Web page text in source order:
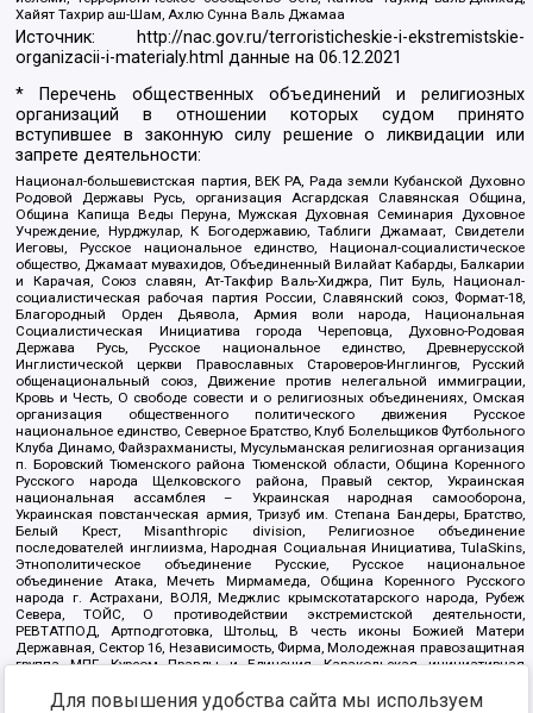
Хайят Тахрир аш-Шам, Ахлю Сунна Валь Джамаа
Источник:
http://nac.gov.ru/terroristicheskie-i-ekstremistskie-
organizacii-i-materialy.html данные на06.12.2021
* Перечень общественных объединений и религиозных
организаций в отношении которых судом принято
вступившее в законную силу решение о ликвидации или
запрете деятельности:
Национал-большевистская партия, ВЕК РА, Рада земли Кубанской Духовно
Родовой Державы Русь, организация Асгардская Славянская Община,
Община Капища Веды Перуна, Мужская Духовная Семинария Духовное
Учреждение, Нурджулар, К Богодержавию, Таблиги Джамаат, Свидетели
Иеговы, Русское национальное единство, Национал-социалистическое
общество, Джамаат мувахидов, Объединенный Вилайат Кабарды, Балкарии
и Карачая, Союз славян, Ат-Такфир Валь-Хиджра, Пит Буль, Национал-
социалистическая рабочая партия России, Славянский союз, Формат-18,
Благородный Орден Дьявола, Армия воли народа, Национальная
Социалистическая Инициатива города Череповца, Духовно-Родовая
Держава Русь, Русское национальное единство, Древнерусской
Инглистической церкви Православных Староверов-Инглингов, Русский
общенациональный союз, Движение против нелегальной иммиграции,
Кровь и Честь, О свободе совести и о религиозных объединениях, Омская
организация общественного политического движения Русское
национальное единство, Северное Братство, Клуб Болельщиков Футбольного
Клуба Динамо, Файзрахманисты, Мусульманская религиозная организация
п. Боровский Тюменского района Тюменской области, Община Коренного
Русского народа Щелковского района, Правый сектор, Украинская
национальная ассамблея – Украинская народная самооборона,
Украинская повстанческая армия, Тризуб им. Степана Бандеры, Братство,
Белый Крест, Misanthropic division, Религиозное объединение
последователей инглиизма, Народная Социальная Инициатива, TulaSkins,
Этнополитическое объединение Русские, Русское национальное
объединение Атака, Мечеть Мирмамеда, Община Коренного Русского
народа г. Астрахани, ВОЛЯ, Меджлис крымскотатарского народа, Рубеж
Севера, ТОЙС, О противодействии экстремистской деятельности,
РЕВТАТПОД, Артподготовка, Штольц, В честь иконы Божией Матери
Державная, Сектор 16, Независимость, Фирма, Молодежная правозащитная
группа МПГ, Курсом Правды и Единения, Каракольская инициативная
Благотворительный пансионат Ак Умут, Русская республика Русь,
Для повышения удобства сайта мы используем